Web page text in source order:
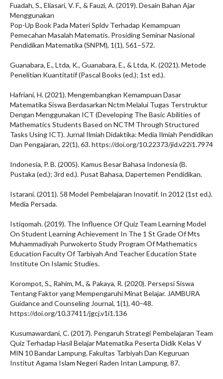
Fuadah, S., Eliasari, V. F., & Fauzi, A. (2019). Desain Bahan Ajar
Menggunakan
Pop-Up Book Pada Materi Spldv Terhadap Kemampuan
Pemecahan Masalah Matematis. Prosiding Seminar Nasional
Pendidikan Matematika (SNPM), 1(1), 561–572.
Guanabara, E., Ltda, K., Guanabara, E., & Ltda, K. (2021). Metode
Penelitian Kuantitatif (Pascal Books (ed.); 1st ed.).
Hafriani, H. (2021). Mengembangkan Kemampuan Dasar
Matematika Siswa Berdasarkan Nctm Melalui Tugas Terstruktur
Dengan Menggunakan ICT (Developing The Basic Abilities of
Mathematics Students Based on NCTM Through Structured
Tasks Using ICT). Jurnal Ilmiah Didaktika: Media Ilmiah Pendidikan
Dan Pengajaran, 22(1), 63. https://doi.org/10.22373/jid.v22i1.7974
Indonesia, P. B. (2005). Kamus Besar Bahasa Indonesia (B.
Pustaka (ed.); 3rd ed.). Pusat Bahasa, Dapertemen Pendidikan.
Istarani. (2011). 58 Model Pembelajaran Inovatif. In 2012 (1st ed.).
Media Persada.
Istiqomah. (2019). The Influence Of Quiz Team Learning Model
On Student Learning Achievement In The 1 St Grade Of Mts
Muhammadiyah Purwokerto Study Program Of Mathematics
Education Faculty Of Tarbiyah And Teacher Education State
Institute On Islamic Studies.
Korompot, S., Rahim, M., & Pakaya, R. (2020). Persepsi Siswa
Tentang Faktor yang Mempengaruhi Minat Belajar. JAMBURA
Guidance and Counseling Journal, 1(1), 40–48.
https://doi.org/10.37411/jgcj.v1i1.136
Kusumawardani, C. (2017). Pengaruh Strategi Pembelajaran Team
Quiz Terhadap Hasil Belajar Matematika Peserta Didik Kelas V
MIN 10 Bandar Lampung. Fakultas Tarbiyah Dan Keguruan
Institut Agama Islam Negeri Raden Intan Lampung, 87.